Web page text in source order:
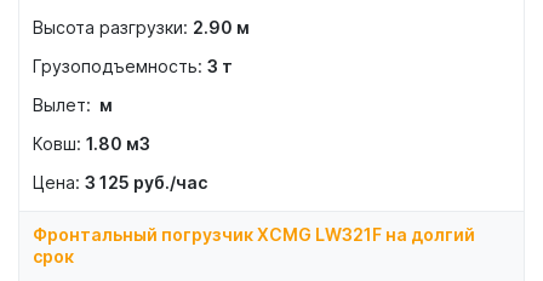
2.90 м
3 т
м
1.80 м3
3 125 руб./час
Фронтальный погрузчик XCMG LW321F на долгий
срок